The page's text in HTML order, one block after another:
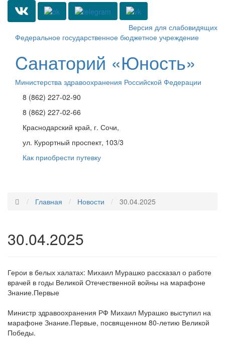
Версия для слабовидящих
Федеральное государственное бюджетное учреждение
Cанаторий «Юность»
Министерства здравоохранения Российской Федерации
8 (862) 227-02-90
8 (862) 227-02-66
Краснодарский край, г. Сочи,
ул. Курортный проспект, 103/3
Как приобрести путевку
Главная
Новости 30.04.2025
30.04.2025
Герои в белых халатах: Михаил Мурашко рассказал о работе
врачей в годы Великой Отечественной войны на марафоне
Знание.Первые
Министр здравоохранения РФ Михаил Мурашко выступил на
марафоне Знание.Первые, посвященном 80-летию Великой
Победы.